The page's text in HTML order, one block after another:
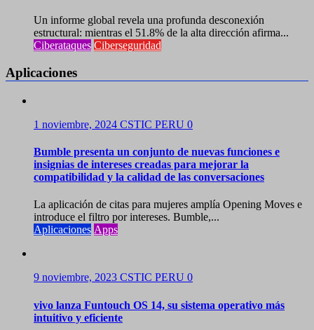
Un informe global revela una profunda desconexión
estructural: mientras el 51.8% de la alta dirección afirma...
Ciberataques Ciberseguridad
Aplicaciones
1 noviembre, 2024 CSTIC PERU 0
Bumble presenta un conjunto de nuevas funciones e
insignias de intereses creadas para mejorar la
compatibilidad y la calidad de las conversaciones
La aplicación de citas para mujeres amplía Opening Moves e
introduce el filtro por intereses. Bumble,...
Aplicaciones Apps
9 noviembre, 2023 CSTIC PERU 0
vivo lanza Funtouch OS 14, su sistema operativo más
intuitivo y eficiente